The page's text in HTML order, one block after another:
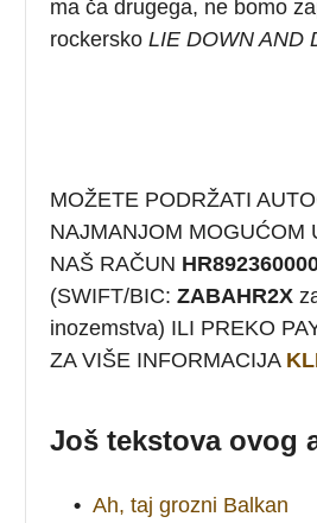
ma ča drugega, ne bomo
rockerskoLIE DOWN AND
MOŽETE PODRŽATI
NAJMANJOM MOGUĆOM
NAŠ RAČUN
(SWIFT/BIC: ZABAHR2X
inozemstva) ILI PREKO
ZA VIŠE INFORMACIJA
Još tekstova ovog
• Ah, taj grozni Balkan